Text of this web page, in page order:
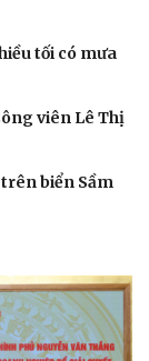
tối có mưa
viên Lê Thị
biển Sầm